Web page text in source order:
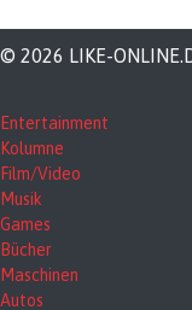
© 2026 LIKE-
Entertainment
Kolumne
Film/Video
Musik
Games
Bücher
Maschinen
Autos